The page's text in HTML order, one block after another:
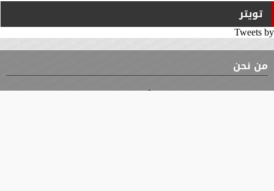
تويتر
Tweets by
من نحن